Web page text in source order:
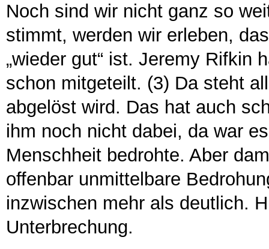
Noch sind wir nicht ganz so
stimmt, werden wir erleben,
„wieder gut“ ist. Jeremy Rifkin
schon mitgeteilt. (3) Da steht
abgelöst wird. Das hat auch
ihm noch nicht dabei, da war
Menschheit bedrohte. Aber
offenbar unmittelbare
inzwischen mehr als deutlich.
Unterbrechung.